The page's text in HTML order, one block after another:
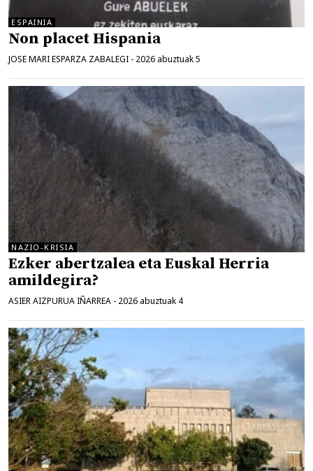
ESPAINIA
Non placet Hispania
JOSE MARI ESPARZA ZABALEGI - 2026 abuztuak 5
NAZIO-KRISIA
Ezker abertzalea eta Euskal Herria
amildegira?
ASIER AIZPURUA IÑARREA - 2026 abuztuak 4